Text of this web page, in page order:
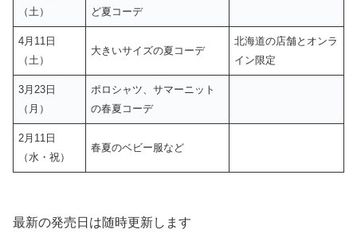
（土）
ど夏コーデ
4月11日
（土）
大きいサイズの夏コーデ
北海道の店舗とオンラ
イン限定
3月23日
（月）
ポロシャツ、サマーニット
の春夏コーデ
2月11日
（水・祝）
春夏のベビー服など
最新の発売日は随時更新します